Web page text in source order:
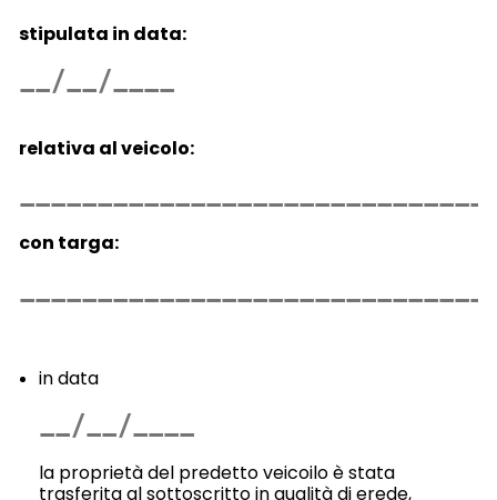
stipulata in data:
relativa al veicolo:
con targa:
in data
la proprietà del predetto veicoilo è stata
trasferita al sottoscritto in qualità di erede,